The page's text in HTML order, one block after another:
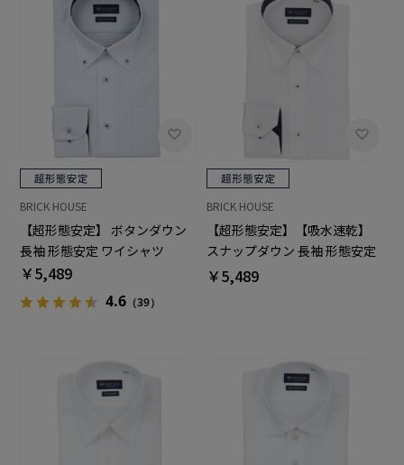
BRICK HOUSE
【超形態安定】 ボタンダウン
長袖 形態安定 ワイシャツ
￥5,489
4.6（39）
BRICK HOUSE
【超形態安定】【吸水速乾】
スナップダウン 長袖 形態安定
ワイシャツ
￥5,489